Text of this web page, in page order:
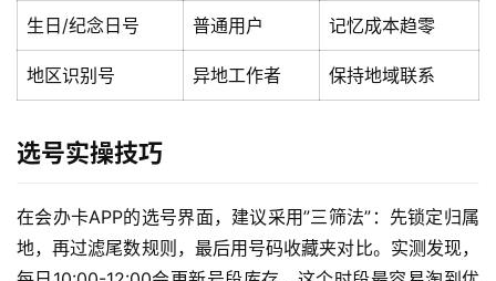
生日/纪念日号 普通用户 记忆成本趋零
地区识别号 异地工作者 保持地域联系
选号实操技巧
在会办卡APP的选号界面，建议采用”三筛法”：先锁定归属
地，再过滤尾数规则，最后用号码收藏夹对比。实测发现，